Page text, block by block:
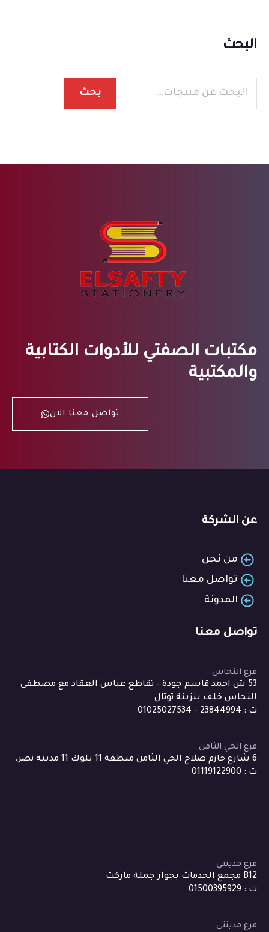
البحث
بحث
مكتبات الصفتي للأدوات الكتابية
والمكتبية
تواصل معنا الان
عن الشركة
من نحن
تواصل معنا
المدونة
تواصل معنا
فرع النحاس
53 ش احمد قاسم جودة – تقاطع عباس العقاد مع مصطفى
النحاس خلف بنزينة توتال
ت : 23844994 - 01025027534
فرع الحي الثامن
6 شارع حازم صلاح الحي الثامن منطقة 11 بلوك 11 مدينة نصر.
ت : 01119122900
فرع مدينتي
B12 مجمع الخدمات بجوار جملة ماركت
ت : 01500395929
فرع مدينتي